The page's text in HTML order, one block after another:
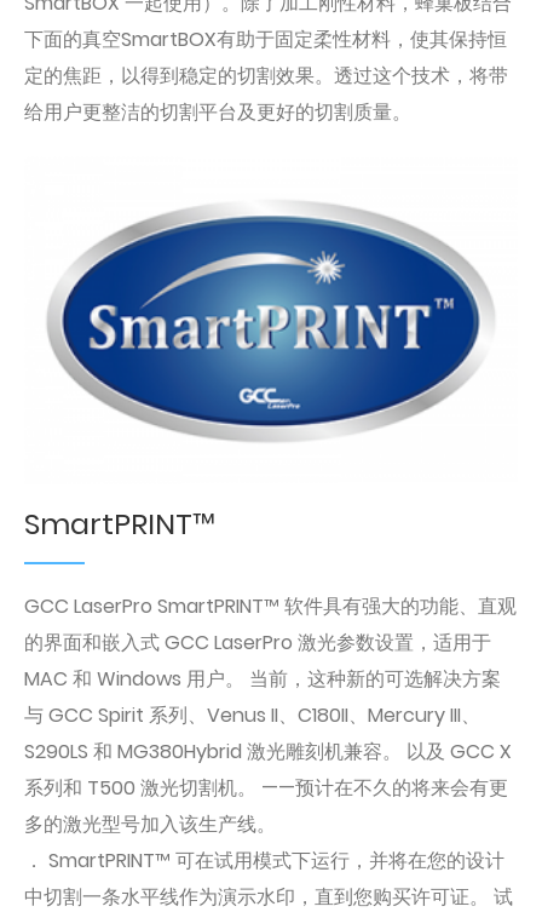
下面的真空SmartBOX有助于固定柔性材料，使其保持恒
定的焦距，以得到稳定的切割效果。透过这个技术，将带
给用户更整洁的切割平台及更好的切割质量。
SmartPRINT™
GCC LaserPro SmartPRINT™ 软件具有强大的功能、直观
的界面和嵌入式 GCC LaserPro 激光参数设置，适用于
MAC 和 Windows 用户。 当前，这种新的可选解决方案
与 GCC Spirit 系列、Venus II、C180II、Mercury III、
S290LS 和 MG380Hybrid 激光雕刻机兼容。 以及 GCC X
系列和 T500 激光切割机。 ——预计在不久的将来会有更
多的激光型号加入该生产线。
． SmartPRINT™ 可在试用模式下运行，并将在您的设计
中切割一条水平线作为演示水印，直到您购买许可证。 试